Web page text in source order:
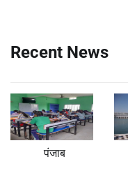
Recent News
पंजाब